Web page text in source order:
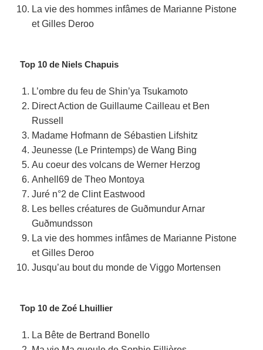
La vie des hommes infâmes de Marianne Pistone
et Gilles Deroo
Top 10 de Niels Chapuis
L’ombre du feu de Shin’ya Tsukamoto
Direct Action de Guillaume Cailleau et Ben
Russell
Madame Hofmann de Sébastien Lifshitz
Jeunesse (Le Printemps) de Wang Bing
Au coeur des volcans de Werner Herzog
Anhell69 de Theo Montoya
Juré n°2 de Clint Eastwood
Les belles créatures de Guðmundur Arnar
Guðmundsson
La vie des hommes infâmes de Marianne Pistone
et Gilles Deroo
Jusqu’au bout du monde de Viggo Mortensen
Top 10 de Zoé Lhuillier
La Bête de Bertrand Bonello